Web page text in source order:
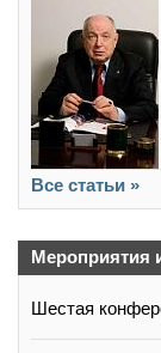
Все статьи »
Мероприятия
Шестая